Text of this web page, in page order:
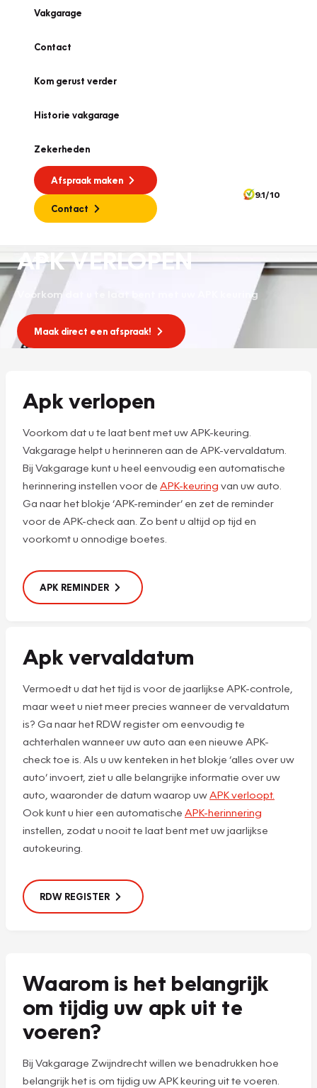
Vakgarage
Contact
Kom gerust verder
Historie vakgarage
Zekerheden
Afspraak maken
Contact
9.1/10
APK VERLOPEN
Voorkom dat u te laat bent met uw APK keuring
Maak direct een afspraak!
Apk verlopen
Voorkom dat u te laat bent met uw APK-keuring.
Vakgarage helpt u herinneren aan de APK-vervaldatum.
Bij Vakgarage kunt u heel eenvoudig een automatische
herinnering instellen voor de APK-keuring van uw auto.
Ga naar het blokje ‘APK-reminder’ en zet de reminder
voor de APK-check aan. Zo bent u altijd op tijd en
voorkomt u onnodige boetes.
APK REMINDER
Apk vervaldatum
Vermoedt u dat het tijd is voor de jaarlijkse APK-controle,
maar weet u niet meer precies wanneer de vervaldatum
is? Ga naar het RDW register om eenvoudig te
achterhalen wanneer uw auto aan een nieuwe APK-
check toe is. Als u uw kenteken in het blokje ‘alles over uw
auto’ invoert, ziet u alle belangrijke informatie over uw
auto, waaronder de datum waarop uwAPK verloopt.
Ook kunt u hier een automatische APK-herinnering
instellen, zodat u nooit te laat bent met uw jaarlijkse
autokeuring.
RDW REGISTER
Waarom is het belangrijk
om tijdig uw apk uit te
voeren?
Bij Vakgarage Zwijndrecht willen we benadrukken hoe
belangrijk het is om tijdig uw APK keuring uit te voeren.